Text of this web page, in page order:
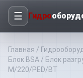
☰ Гидро
Главная /
Блок BSA / Блок
M/220/PED/BT